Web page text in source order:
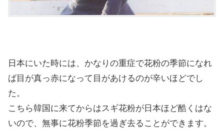
日本にいた時には、かなりの重症で花粉の季節になれ
ば目が真っ赤になって目があけるのが辛いほどでし
た。
こちら韓国に来てからはスギ花粉が日本ほど酷くはな
いので、無事に花粉季節を過ぎ去ることができます。